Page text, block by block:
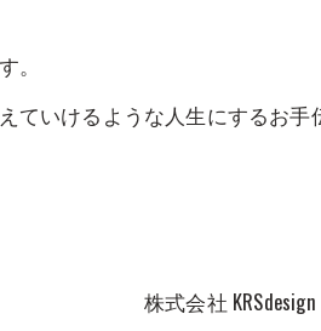
。
ていけるような人生にするお手